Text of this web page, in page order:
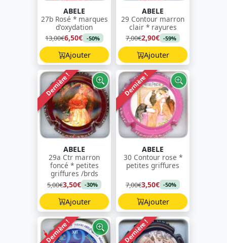
ABELE
27b Rosé * marques
d'oxydation
13,00€6,50€ -50%
Ajouter
ABELE
29 Contour marron
clair * rayures
7,00€2,90€ -59%
Ajouter
Dernière !
ABELE
29a Ctr marron
foncé * petites
griffures /brds
5,00€3,50€ -30%
Ajouter
Dernière !
ABELE
30 Contour rose *
petites griffures
7,00€3,50€ -50%
Ajouter
Dernière ! Dernière !